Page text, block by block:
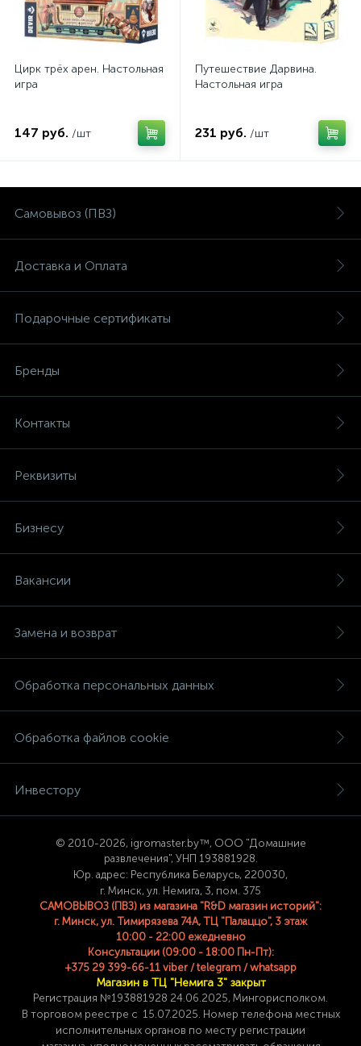
Цирк трёх арен. Настольная
игра
147 руб. /шт
Путешествие Дарвина.
Настольная игра
231 руб. /шт
Самовывоз (ПВЗ)
Доставка и Оплата
Подарочные сертификаты
Бренды
Контакты
Реквизиты
Бизнесу
Вакансии
Замена и возврат
Обработка персональных данных
Обработка файлов cookie
Инвестору
© 2010-2026, igromaster.by™, ООО "Домашние
развлечения", УНП 193881928.
Юр. адрес: Республика Беларусь, 220030,
г. Минск, ул. Немига, 3, пом. 375
САМОВЫВОЗ (ПВЗ) из магазина "R&D магазин историй":
г. Минск, ул. Тимирязева 74A, ТЦ "Палаццо", 3 этаж
10:00 - 22:00 ежедневно
Консультации (09:00 - 18:00 Пн-Пт):
+375 29 399-66-11 viber / telegram / whatsapp
Магазин в ТЦ "Немига 3" закрыт
Регистрация №193881928 24 .06.2025, Мингорисполком.
В торговом реестре с 15.07.2025. Номер телефона местных
исполнительных органов по месту регистрации